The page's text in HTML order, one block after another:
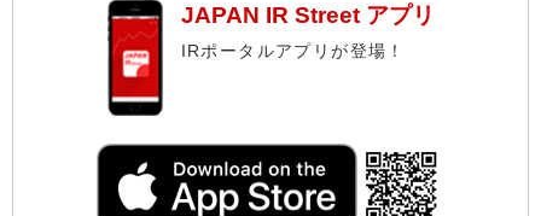
JAPAN IR Street アプリ
IRポータルアプリが登場！